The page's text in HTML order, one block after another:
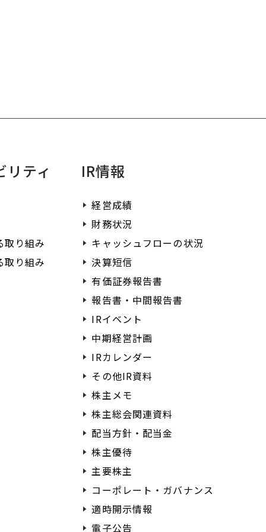
リティ
取り組み
取り組み
IR情報
経営成績
財務状況
キャッシュフローの状況
決算短信
有価証券報告書
報告書・中間報告書
IRイベント
中期経営計画
IRカレンダー
その他IR資料
株主メモ
株主総会関連資料
配当方針・配当金
株主優待
主要株主
コーポレート・ガバナンス
適時開示情報
電子公告